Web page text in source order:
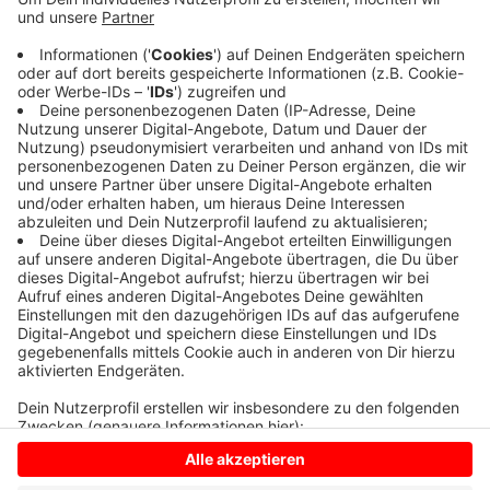
Um kurz nach Mitternacht brannte in der Straße
Bergflagge in Hausdülmen ein Müllcontainer. Die
Ursache ist noch unklar. Zwei Stunden später rückte
die Feuerwehr in das Gewerbegebiet "Auf dem
Quellberg" aus. Hier hatte ein Lastwagen Feuer
gefangen. Die Polizei vermutet einen technischen
Defekt. Bei beiden Bränden wurde niemand verletzt.
Anzeige